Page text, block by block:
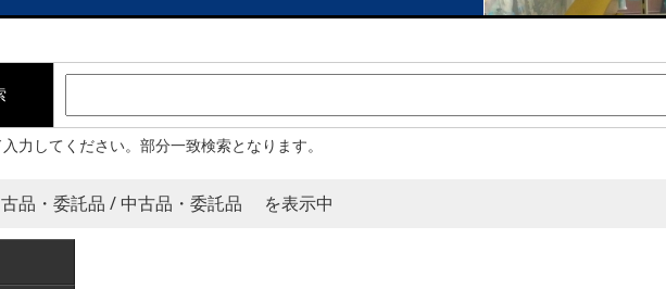
力してください。部分一致検索となります。
品・委託品 / 中古品・委託品 を表示中